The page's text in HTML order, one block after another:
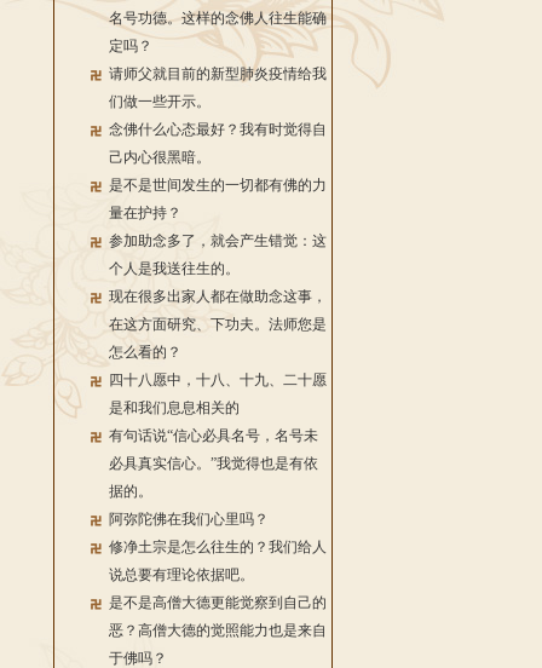
名号功德。这样的念佛人往生能确
定吗？
请师父就目前的新型肺炎疫情给我
们做一些开示。
念佛什么心态最好？我有时觉得自
己内心很黑暗。
是不是世间发生的一切都有佛的力
量在护持？
参加助念多了，就会产生错觉：这
个人是我送往生的。
现在很多出家人都在做助念这事，
在这方面研究、下功夫。法师您是
怎么看的？
四十八愿中，十八、十九、二十愿
是和我们息息相关的
有句话说“信心必具名号，名号未
必具真实信心。”我觉得也是有依
据的。
阿弥陀佛在我们心里吗？
修净土宗是怎么往生的？我们给人
说总要有理论依据吧。
是不是高僧大德更能觉察到自己的
恶？高僧大德的觉照能力也是来自
于佛吗？